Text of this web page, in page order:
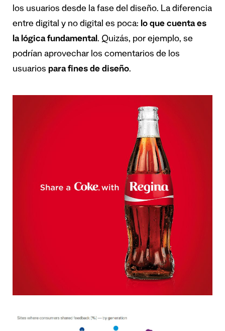
los usuarios desde la fase del diseño. La diferencia
entre digital y no digital es poca: lo que cuenta es
la lógica fundamental. Quizás, por ejemplo, se
podrían aprovechar los comentarios de los
usuarios para fines de diseño.